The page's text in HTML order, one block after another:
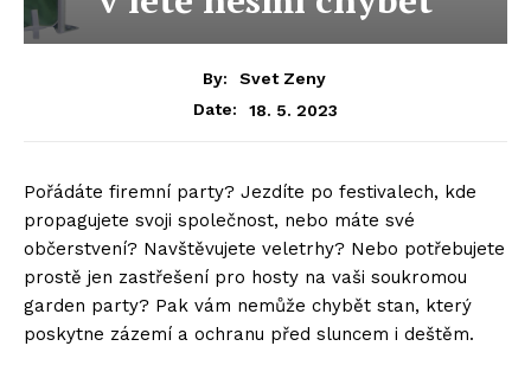
By:
Svet Zeny
Date:
18. 5. 2023
Pořádáte firemní party? Jezdíte po festivalech, kde
propagujete svoji společnost, nebo máte své
občerstvení? Navštěvujete veletrhy? Nebo potřebujete
prostě jen zastřešení pro hosty na vaši soukromou
garden party? Pak vám nemůže chybět stan, který
poskytne zázemí a ochranu před sluncem i deštěm.